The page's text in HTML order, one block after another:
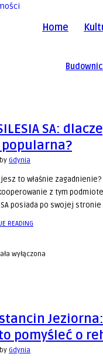
Home
SA:
Gdynia
to właśnie
z tym
SA posiada po swojej
READING
wyłączona
pomyśleć o
Gdynia